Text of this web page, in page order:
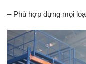
– Phù hợp đựng mọi